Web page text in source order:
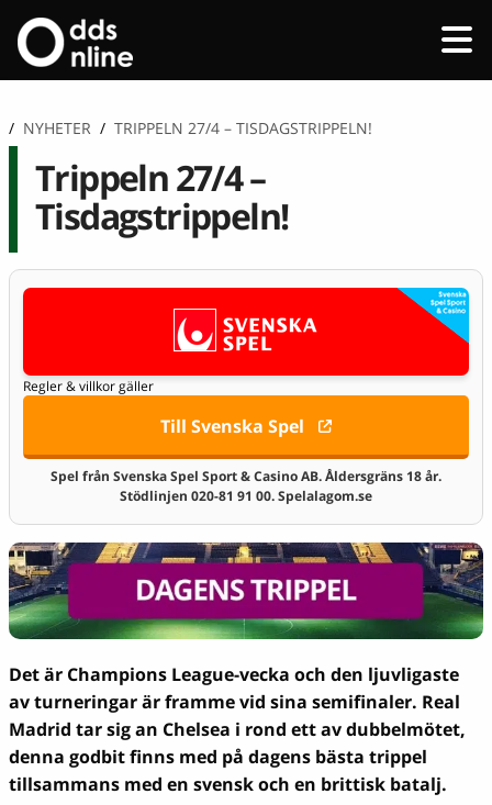
/ NYHETER / TRIPPELN 27/4 – TISDAGSTRIPPELN!
Trippeln 27/4 –
Tisdagstrippeln!
Regler & villkor gäller
Till Svenska Spel
Spel från Svenska Spel Sport & Casino AB. Åldersgräns 18 år.
Stödlinjen 020-81 91 00. Spelalagom.se
Det är Champions League-vecka och den ljuvligaste
av turneringar är framme vid sina semifinaler. Real
Madrid tar sig an Chelsea i rond ett av dubbelmötet,
denna godbit finns med på dagens bästa trippel
tillsammans med en svensk och en brittisk batalj.